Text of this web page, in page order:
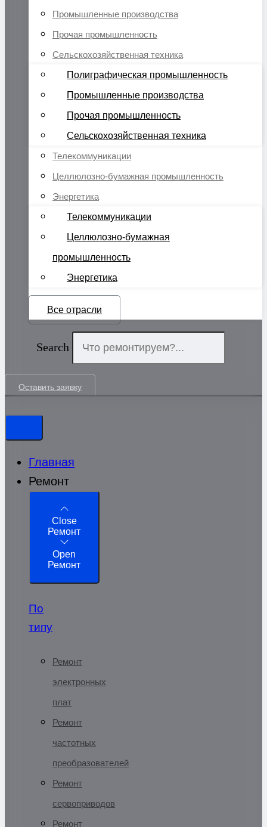
Промышленные производства
Прочая промышленность
Сельскохозяйственная техника
Полиграфическая промышленность
Промышленные производства
Прочая промышленность
Сельскохозяйственная техника
Телекоммуникации
Целлюлозно-бумажная промышленность
Энергетика
Телекоммуникации
Целлюлозно-бумажная
промышленность
Энергетика
Все отрасли
Search
Оставить заявку
Главная
Ремонт
Close
Ремонт
Open
Ремонт
По
типу
Ремонт
электронных
плат
Ремонт
частотных
преобразователей
Ремонт
сервоприводов
Ремонт